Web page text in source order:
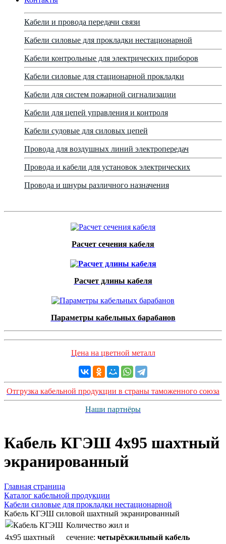
Кабели и провода передачи связи
Кабели силовые для прокладки нестационарной
Кабели контрольные для электрических приборов
Кабели силовые для стационарной прокладки
Кабели для систем пожарной сигнализации
Кабели для цепей управления и контроля
Кабели судовые для силовых цепей
Провода для воздушных линий электропередач
Провода и кабели для установок электрических
Провода и шнуры различного назначения
Расчет сечения кабеля
Расчет длины кабеля
Параметры кабельных барабанов
Цена на цветной металл
Отгрузка кабельной продукции в страны таможенного союза
Наши партнёры
Кабель КГЭШ 4x95 шахтный
экранированный
Главная страница
Каталог кабельной продукции
Кабели силовые для прокладки нестационарной
Кабель КГЭШ силовой шахтный экранированный
Количество жил и
сечение: четырёхжильный кабель